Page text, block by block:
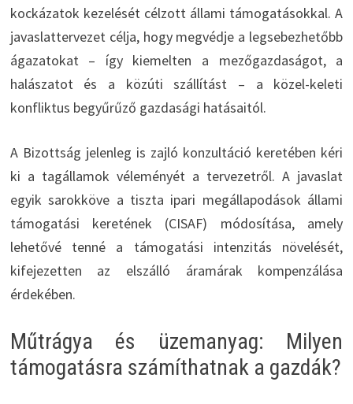
kockázatok kezelését célzott állami támogatásokkal. A
javaslattervezet célja, hogy megvédje a legsebezhetőbb
ágazatokat – így kiemelten a mezőgazdaságot, a
halászatot és a közúti szállítást – a közel-keleti
konfliktus begyűrűző gazdasági hatásaitól.
A Bizottság jelenleg is zajló konzultáció keretében kéri
ki a tagállamok véleményét a tervezetről. A javaslat
egyik sarokköve a tiszta ipari megállapodások állami
támogatási keretének (CISAF) módosítása, amely
lehetővé tenné a támogatási intenzitás növelését,
kifejezetten az elszálló áramárak kompenzálása
érdekében.
Műtrágya és üzemanyag: Milyen
támogatásra számíthatnak a gazdák?